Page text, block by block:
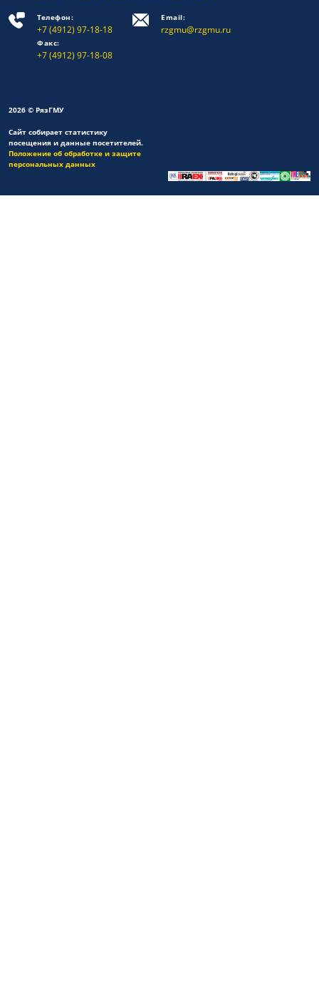
Телефон:
+7 (4912) 97-18-18
Факс:
+7 (4912) 97-18-08
Email:
rzgmu@rzgmu.ru
2026 © РязГМУ
Сайт собирает статистику
посещения и данные посетителей.
Положение об обработке и защите
персональных данных